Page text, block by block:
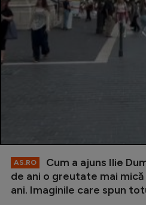
AS.RO
Cum a ajuns Ilie
de ani o greutate mai
ani. Imaginile care spun